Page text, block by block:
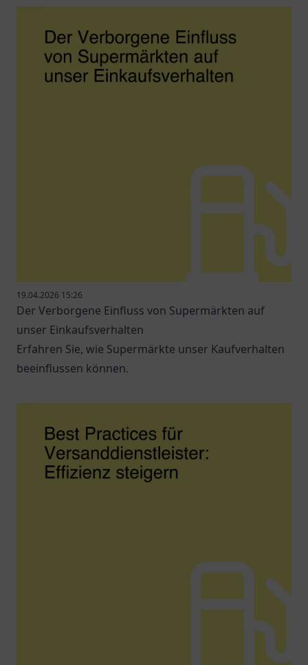
19.04.2026 15:26
Der Verborgene Einfluss von Supermärkten auf
unser Einkaufsverhalten
Erfahren Sie, wie Supermärkte unser Kaufverhalten
beeinflussen können.